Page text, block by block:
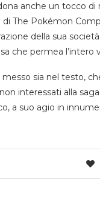
anche un tocco di
The Pokémon
della sua società
che permea l’intero
sia nel testo,
interessati alla
a suo agio in